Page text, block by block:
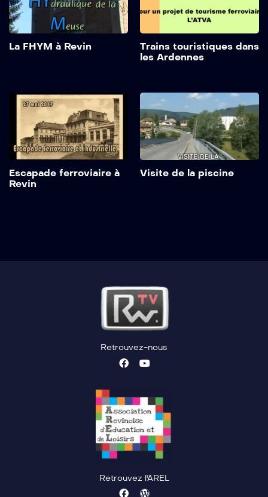
La FHYM à Revin
Trains touristiques dans
les Ardennes
Escapade ferroviaire à
Revin
Visite de la piscine
Retrouvez-nous
Retrouvez l'AREL